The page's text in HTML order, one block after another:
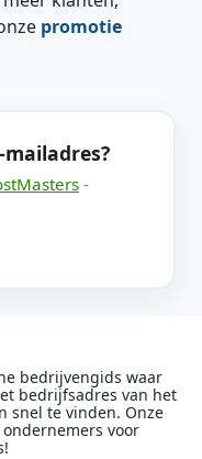
promotie
-
bedrijvengids waar
bedrijfsadres van het
snel te vinden. Onze
voor